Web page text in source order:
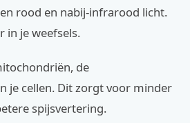
rood en nabij-infrarood licht.
in je weefsels.
de
je cellen. Dit zorgt voor minder
spijsvertering.